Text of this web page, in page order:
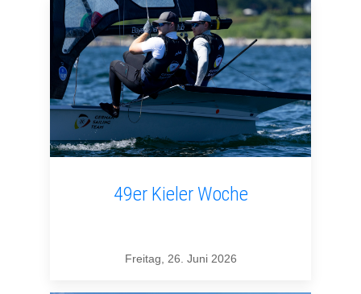
49er Kieler Woche
Freitag, 26. Juni 2026